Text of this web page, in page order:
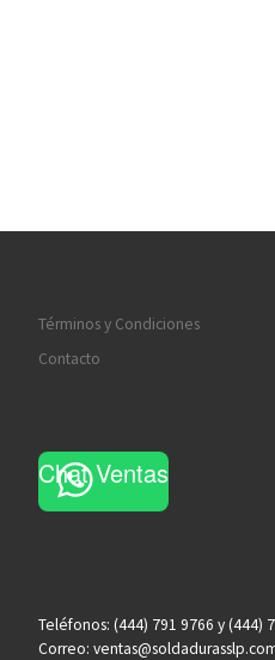
Términos y Condiciones
Contacto
Chat Ventas
Teléfonos: (444) 791 9766 y (444)
Correo: